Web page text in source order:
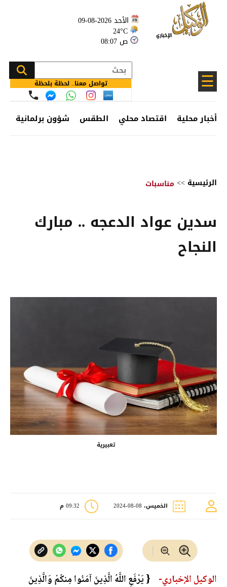
الأحد 2026-08-09
24°C
08:07 ص
☰ تواصل معنا.. لحظة بلحظة
أخبار محلية اقتصاد محلي الطقس شؤون برلمانية
الرئيسية >> مناسبات
سدين عواد الدعجه .. مبارك
النجاح
تعبيرية
الخميس، 08-08-2024 09:32 م
الوكيل الإخباري- { ‏‏يَرْفَعِ اللَّهُ الَّذِينَ آمَنُوا مِنكُمْ وَالَّذِينَ